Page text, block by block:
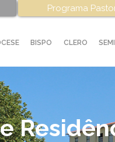
Programa
BISPO CLERO